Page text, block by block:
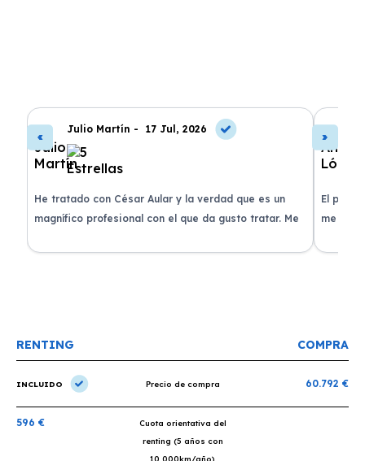
Julio Martín - 17 Jul, 2026
He tratado con César Aular y la verdad que es un
magnífico profesional con el que da gusto tratar. Me
recomiendo un montón, muchas gracias!
El
me
plazo
RENTING COMPRA
INCLUIDO Precio de compra 60.792 €
596 €
Cuota orientativa del
renting (5 años con
10.000km/año)